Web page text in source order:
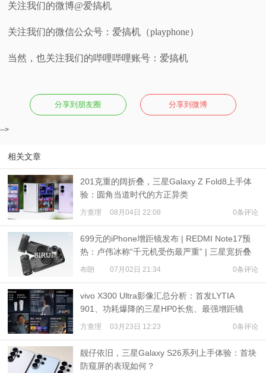
关注我们的微博@爱搞机
关注我们的微信公众号：爱搞机（playphone）
当然，也关注我们的哔哩哔哩账号：爱搞机
分享到朋友圈 分享到微博
-->
相关文章
201克重的阔折叠，三星Galaxy Z Fold8上手体
验：圆角当道时代的方正异类
方查理 08月04日 22:08 0条评论
699元的iPhone增距镜发布 | REDMI Note17预
热：卢伟冰称“千元机受伤最严重” | 三星宽折叠
或7月22日发布
布朗 07月02日 21:34 0条评论
vivo X300 Ultra影像汇总分析：首发LYTIA
901、功耗爆降的三星HP0长焦、最强增距镜
方查理 03月23日 12:23 0条评论
靓仔依旧，三星Galaxy S26系列上手体验：首块
防窥屏的表现如何？